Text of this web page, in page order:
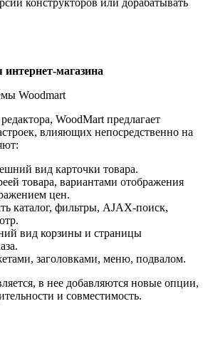
конструкторов или дорабатывать
магазина
WoodMart предлагает
влияющих непосредственно на
вид карточки товара.
товара, вариантами отображения
цен.
каталог, фильтры, AJAX-поиск,
вид корзины и страницы
заголовками, меню, подвалом.
в нее добавляются новые опции,
и совместимость.